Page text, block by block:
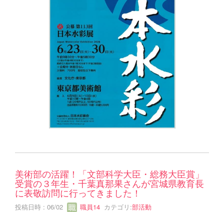
美術部の活躍！「文部科学大臣・総務大臣賞」
受賞の３年生・千葉真那果さんが宮城県教育長
に表敬訪問に行ってきました！
投稿日時 : 06/02 職員14 カテゴリ:部活動